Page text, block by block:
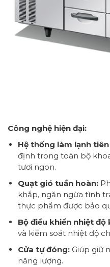
Công nghệ hiện đại:
Hệ thống làm lạnh
định trong toàn bộ
tươi ngon.
Quạt gió tuần hoàn:
khắp, ngăn ngừa tình
thực phẩm được bảo
Bộ điều khiển nhiệt độ
và kiểm soát nhiệt độ
Cửa tự đóng:Giúp giữ
năng lượng.